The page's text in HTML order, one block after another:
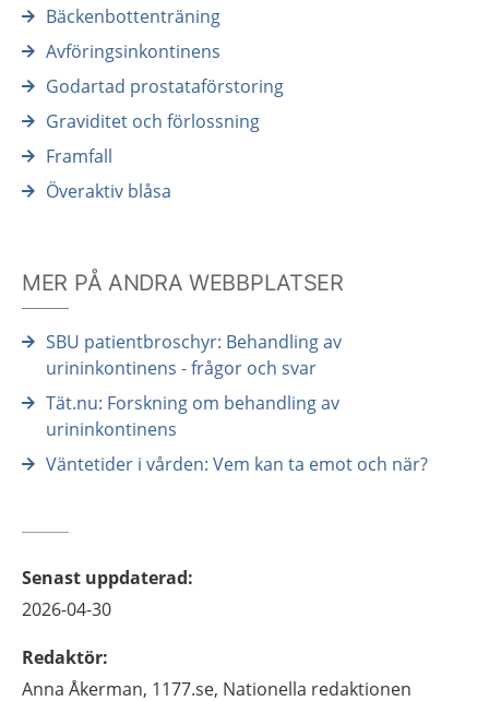
Bäckenbottenträning
Avföringsinkontinens
Godartad prostataförstoring
Graviditet och förlossning
Framfall
Överaktiv blåsa
MER PÅ ANDRA WEBBPLATSER
SBU patientbroschyr: Behandling av
urininkontinens - frågor och svar
Tät.nu: Forskning om behandling av
urininkontinens
Väntetider i vården: Vem kan ta emot och när?
Senast uppdaterad:
2026-04-30
Redaktör:
Anna Åkerman, 1177.se, Nationella redaktionen